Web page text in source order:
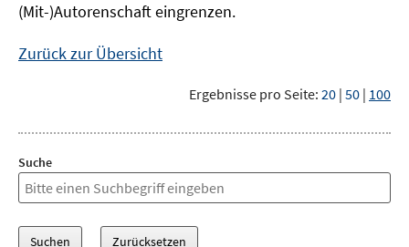
(Mit-)Autorenschaft eingrenzen.
Zurück zur Übersicht
Ergebnisse pro Seite: 20 | 50 | 100
Suche